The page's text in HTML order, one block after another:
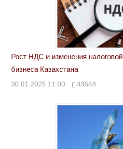
Рост НДС и изменения
бизнеса Казахстана
30.01.2025 11:00 43648